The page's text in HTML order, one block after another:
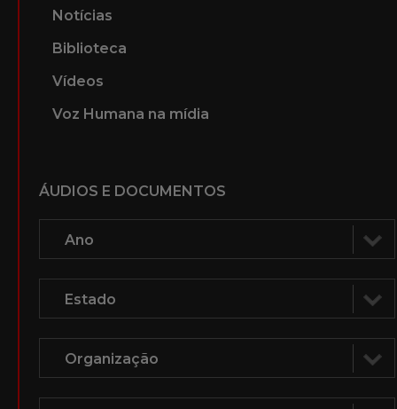
Notícias
Biblioteca
Vídeos
Voz Humana na mídia
ÁUDIOS E DOCUMENTOS